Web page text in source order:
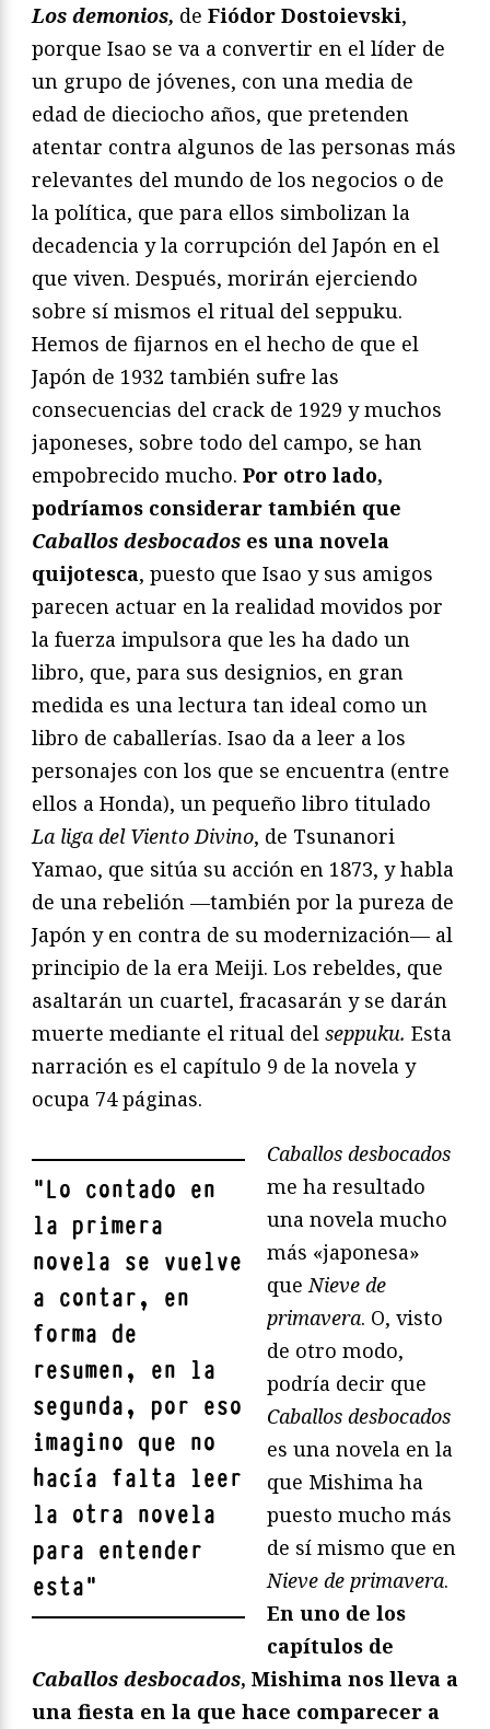
Los demonios, de Fiódor Dostoievski,
porque Isao se va a convertir en el líder de
un grupo de jóvenes, con una media de
edad de dieciocho años, que pretenden
atentar contra algunos de las personas más
relevantes del mundo de los negocios o de
la política, que para ellos simbolizan la
decadencia y la corrupción del Japón en el
que viven. Después, morirán ejerciendo
sobre sí mismos el ritual del seppuku.
Hemos de fijarnos en el hecho de que el
Japón de 1932 también sufre las
consecuencias del crack de 1929 y muchos
japoneses, sobre todo del campo, se han
empobrecido mucho. Por otro lado,
podríamos considerar también que
Caballos desbocados es una novela
quijotesca, puesto que Isao y sus amigos
parecen actuar en la realidad movidos por
la fuerza impulsora que les ha dado un
libro, que, para sus designios, en gran
medida es una lectura tan ideal como un
libro de caballerías. Isao da a leer a los
personajes con los que se encuentra (entre
ellos a Honda), un pequeño libro titulado
La liga del Viento Divino, de Tsunanori
Yamao, que sitúa su acción en 1873, y habla
de una rebelión —también por la pureza de
Japón y en contra de su modernización— al
principio de la era Meiji. Los rebeldes, que
asaltarán un cuartel, fracasarán y se darán
muerte mediante el ritual del seppuku. Esta
narración es el capítulo 9 de la novela y
ocupa 74 páginas.
"Lo contado en
la primera
novela se vuelve
a contar, en
forma de
resumen, en la
segunda, por eso
imagino que no
hacía falta leer
la otra novela
para entender
esta"
Caballos desbocados
me ha resultado
una novela mucho
más «japonesa»
que Nieve de
primavera. O, visto
de otro modo,
podría decir que
Caballos desbocados
es una novela en la
que Mishima ha
puesto mucho más
de sí mismo que en
Nieve de primavera.
En uno de los
capítulos de
Caballos desbocados, Mishima nos lleva a
una fiesta en la que hace comparecer a